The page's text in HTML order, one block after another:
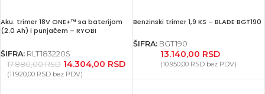
Aku. trimer 18V ONE+™ sa baterijom
(2.0 Ah) i punjačem – RYOBI
ŠIFRA: RLT183220S
17.880,00RSD 14.304,00 RSD
(11.920,00 RSD bez PDV)
Benzinski trimer 1,9 KS – BLADE BGT190
ŠIFRA: BGT190
13.140,00 RSD
(10.950,00 RSD bez PDV)